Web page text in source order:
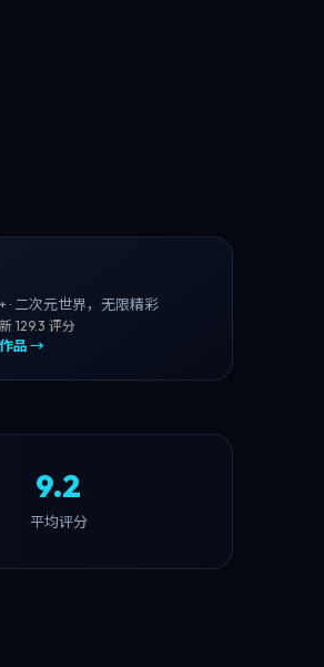
· 二次元世界，无限精彩
129.3 评分
品 →
9.2
平均评分